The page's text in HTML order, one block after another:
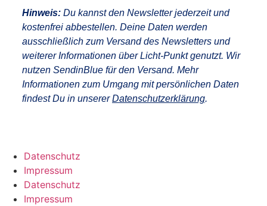
Hinweis: Du kannst den Newsletter jederzeit und
kostenfrei abbestellen. Deine Daten werden
ausschließlich zum Versand des Newsletters und
weiterer Informationen über Licht-Punkt genutzt. Wir
nutzen SendinBlue für den Versand. Mehr
Informationen zum Umgang mit persönlichen Daten
findest Du in unsererDatenschutzerklärung.
Datenschutz
Impressum
Datenschutz
Impressum